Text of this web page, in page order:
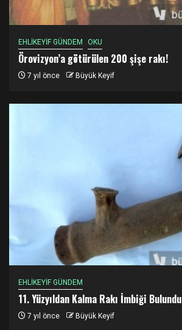
EHLİKEYİF GÜNDEM OKU
Örovizyon’a götürülen 200 şişe rakı!
7 yıl önce Büyük Keyif
EHLİKEYİF GÜNDEM
11. Yüzyıldan Kalma Rakı İmbiği Bulundu
7 yıl önce Büyük Keyif